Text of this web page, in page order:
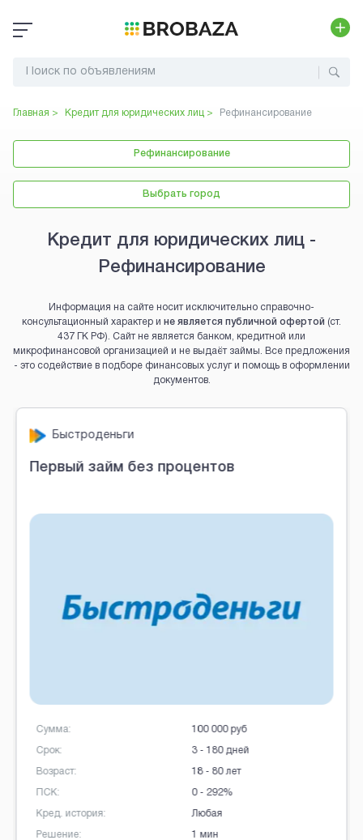
Главная > Кредит для юридических лиц > Рефинансирование
Рефинансирование
Выбрать город
Кредит для юридических лиц -
Рефинансирование
Информация на сайте носит исключительно справочно-
консультационный характер и не является публичной офертой (ст.
437 ГК РФ). Сайт не является банком, кредитной или
микрофинансовой организацией и не выдаёт займы. Все предложения
- это содействие в подборе финансовых услуг и помощь в оформлении
документов.
Быстроденьги
Первый займ без процентов
Сумма:
Срок:
Возраст:
ПСК:
Кред. история:
Решение:
100 000 руб
3 - 180 дней
18 - 80 лет
0 - 292%
Любая
1 мин